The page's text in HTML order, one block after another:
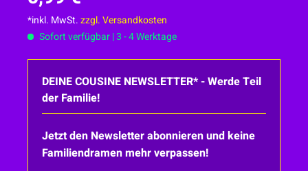
*inkl. MwSt.zzgl. Versandkosten
Sofort verfügbar | 3 - 4 Werktage
DEINE COUSINE NEWSLETTER* - Werde Teil
der Familie!
Jetzt den Newsletter abonnieren und keine
Familiendramen mehr verpassen!